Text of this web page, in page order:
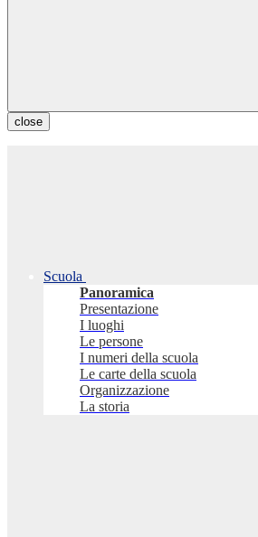
close
Scuola
Panoramica
Presentazione
I luoghi
Le persone
I numeri della scuola
Le carte della scuola
Organizzazione
La storia